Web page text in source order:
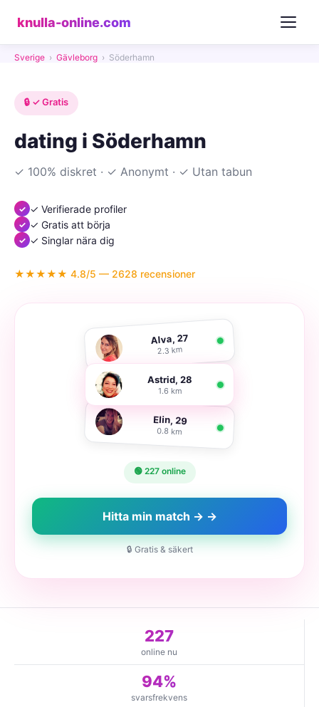
knulla-online.com
Sverige › Gävleborg › Söderhamn
🔒 ✓ Gratis
dating i Söderhamn
✓ 100% diskret · ✓ Anonymt · ✓ Utan tabun
✓ Verifierade profiler
✓ Gratis att börja
✓ Singlar nära dig
★★★★★ 4.8/5 — 2628 recensioner
Alva, 27
2.3 km
Astrid, 28
1.6 km
Elin, 29
0.8 km
🟢 227 online
Hitta min match → →
🔒 Gratis & säkert
227
online nu
94%
svarsfrekvens